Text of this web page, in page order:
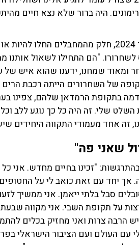
היה ברור שלא נצא חיים
"בסוף נובמבר 2024, חלק מהמחבלים
"הם התחילו לשאול אותנו
ומאוד שמחנו, ידענו שהוא איש של
בתקופת הרמדאן שלהם, צפינו
שלי. זה היה כל כך נוגע ללב
זה אחד מעמודי התקווה היחידים
שאני פה"
"זכינו בחיים מחדש.
אך יחד עם זאת כואב לי על
סבל בלתי ייאמן. אני
על תקופת השבי. אני מקווה
הרבה צרות ואני מחזיק בכלים
עם העולם ועם הציבור הישראלי